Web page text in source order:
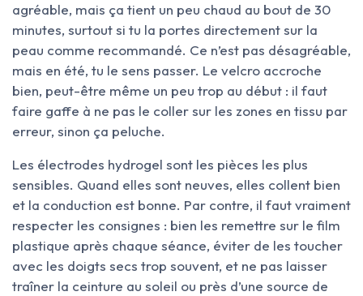
agréable, mais ça tient un peu chaud au bout de 30
minutes, surtout si tu la portes directement sur la
peau comme recommandé. Ce n’est pas désagréable,
mais en été, tu le sens passer. Le velcro accroche
bien, peut-être même un peu trop au début : il faut
faire gaffe à ne pas le coller sur les zones en tissu par
erreur, sinon ça peluche.
Les électrodes hydrogel sont les pièces les plus
sensibles. Quand elles sont neuves, elles collent bien
et la conduction est bonne. Par contre, il faut vraiment
respecter les consignes : bien les remettre sur le film
plastique après chaque séance, éviter de les toucher
avec les doigts secs trop souvent, et ne pas laisser
traîner la ceinture au soleil ou près d’une source de